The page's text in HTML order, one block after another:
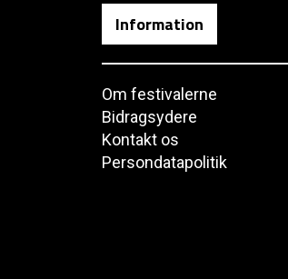
Information
Om festivalerne
Bidragsydere
Kontakt os
Persondatapolitik